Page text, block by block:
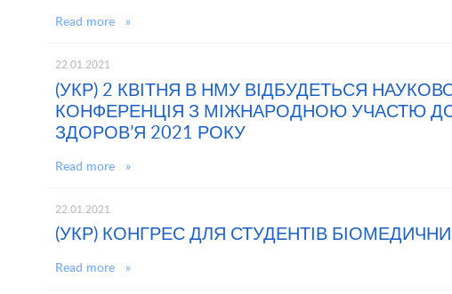
Read more »
22.01.2021
(УКР) 2 КВІТНЯ В НМУ ВІДБУДЕТЬСЯ
КОНФЕРЕНЦІЯ З МІЖНАРОДНОЮ УЧАСТЮ
ЗДОРОВ’Я 2021 РОКУ
Read more »
22.01.2021
(УКР) КОНГРЕС ДЛЯ СТУДЕНТІВ
Read more »